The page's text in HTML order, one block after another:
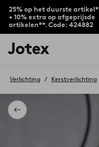
25% op het duurste artikel*
+ 10% extra op afgeprijsde
artikelen**. Code: 424882
Jotex
logo
to
home
page
Terug
Verlichting Kerstverlichting